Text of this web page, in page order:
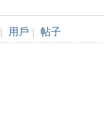
| 用戶 | 帖子